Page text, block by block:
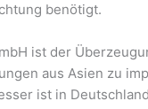
benötigt.
ist der
aus Asien zu
ist in